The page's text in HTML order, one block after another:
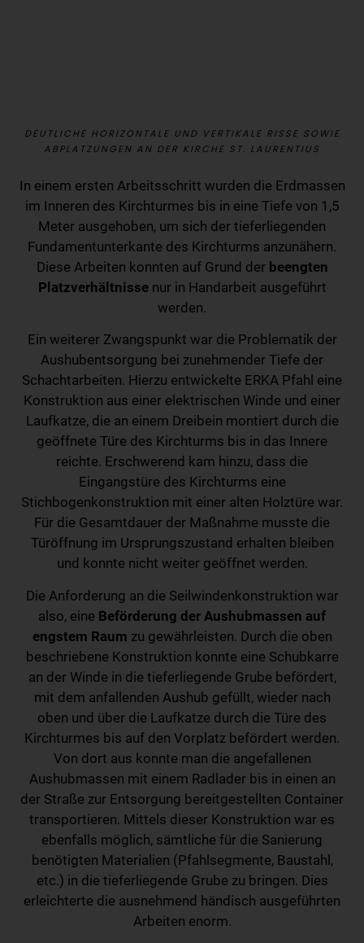
DEUTLICHE HORIZONTALE UND VERTIKALE RISSE SOWIE
ABPLATZUNGEN AN DER KIRCHE ST. LAURENTIUS
In einem ersten Arbeitsschritt wurden die Erdmassen
im Inneren des Kirchturmes bis in eine Tiefe von 1,5
Meter ausgehoben, um sich der tieferliegenden
Fundamentunterkante des Kirchturms anzunähern.
Diese Arbeiten konnten auf Grund der beengten
Platzverhältnissenur in Handarbeit ausgeführt
werden.
Ein weiterer Zwangspunkt war die Problematik der
Aushubentsorgung bei zunehmender Tiefe der
Schachtarbeiten. Hierzu entwickelte ERKA Pfahl eine
Konstruktion aus einer elektrischen Winde und einer
Laufkatze, die an einem Dreibein montiert durch die
geöffnete Türe des Kirchturms bis in das Innere
reichte. Erschwerend kam hinzu, dass die
Eingangstüre des Kirchturms eine
Stichbogenkonstruktion mit einer alten Holztüre war.
Für die Gesamtdauer der Maßnahme musste die
Türöffnung im Ursprungszustand erhalten bleiben
und konnte nicht weiter geöffnet werden.
Die Anforderung an die Seilwindenkonstruktion war
also, eine Beförderung der Aushubmassen auf
engstem Raum zu gewährleisten. Durch die oben
beschriebene Konstruktion konnte eine Schubkarre
an der Winde in die tieferliegende Grube befördert,
mit dem anfallenden Aushub gefüllt, wieder nach
oben und über die Laufkatze durch die Türe des
Kirchturmes bis auf den Vorplatz befördert werden.
Von dort aus konnte man die angefallenen
Aushubmassen mit einem Radlader bis in einen an
der Straße zur Entsorgung bereitgestellten Container
transportieren. Mittels dieser Konstruktion war es
ebenfalls möglich, sämtliche für die Sanierung
benötigten Materialien (Pfahlsegmente, Baustahl,
etc.) in die tieferliegende Grube zu bringen. Dies
erleichterte die ausnehmend händisch ausgeführten
Arbeiten enorm.